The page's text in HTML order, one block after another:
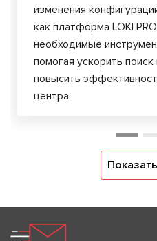
изменения
как платформа LOKI
необходимые
помогая ускорить
повысить
центра.